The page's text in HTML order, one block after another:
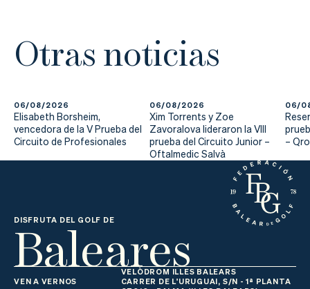
Otras noticias
06/08/2026
Elisabeth Borsheim,
vencedora de la V Prueba del
Circuito de Profesionales
06/08/2026
Xim Torrents y Zoe
Zavoralova lideraron la VIII
prueba del Circuito Junior –
Oftalmedic Salvà
06/
–
DISFRUTA DEL GOLF DE
Baleares
VEN A VERNOS
VELÒDROM ILLES BALEARS
CARRER DE L'URUGUAI, S/N - 1ª PLANTA